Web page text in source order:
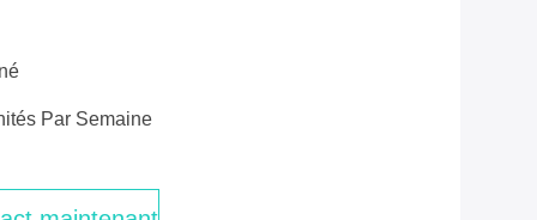
Par Semaine